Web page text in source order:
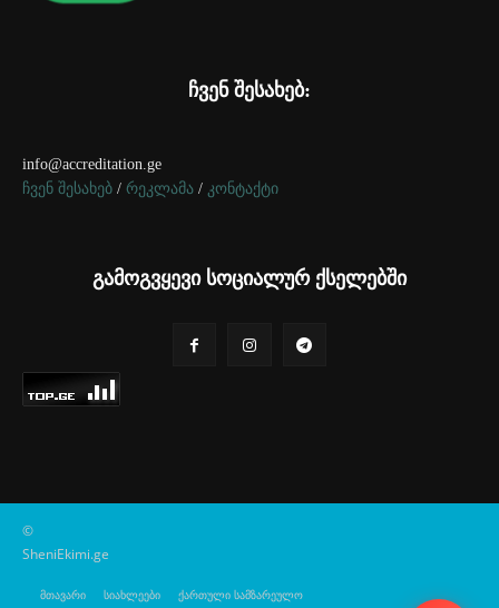
ჩვენ შესახებ:
info@accreditation.ge
ჩვენ შესახებ / რეკლამა / კონტაქტი
გამოგვყევი სოციალურ ქსელებში
©
SheniEkimi.ge
მთავარი სიახლეები ქართული სამზარეულო